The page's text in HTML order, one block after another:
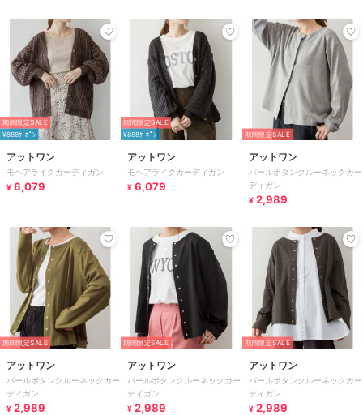
期間限定SALE
¥888ｸｰﾎﾟﾝ
アットワン
モヘアライクカーディガン
¥ 6,079
期間限定SALE
¥888ｸｰﾎﾟﾝ
アットワン
モヘアライクカーディガン
¥ 6,079
期間限定SALE
アットワン
パールボタンクルーネックカー
ディガン
¥ 2,989
期間限定SALE
アットワン
パールボタンクルーネックカー
ディガン
¥ 2,989
期間限定SALE
アットワン
パールボタンクルーネックカー
ディガン
¥ 2,989
期間限定SALE
アットワン
パールボタンクルーネックカー
ディガン
¥ 2,989